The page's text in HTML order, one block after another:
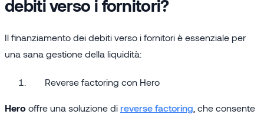
debiti verso i fornitori?
Il finanziamento dei debiti verso i fornitori è essenziale per
una sana gestione della liquidità:
Reverse factoring con Hero
Hero offre una soluzione di reverse factoring , che consente